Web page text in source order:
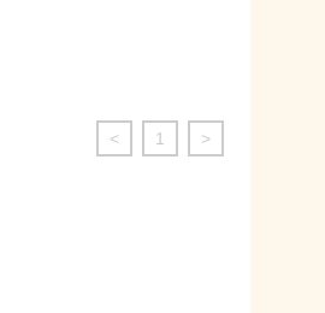
< 1 >